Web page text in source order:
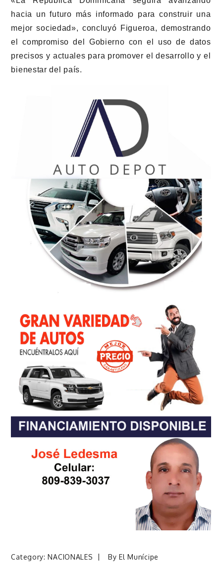
hacia un futuro más informado para construir una
mejor sociedad», concluyó Figueroa, demostrando
el compromiso del Gobierno con el uso de datos
precisos y actuales para promover el desarrollo y el
bienestar del país.
Category:NACIONALES ByEl Munícipe